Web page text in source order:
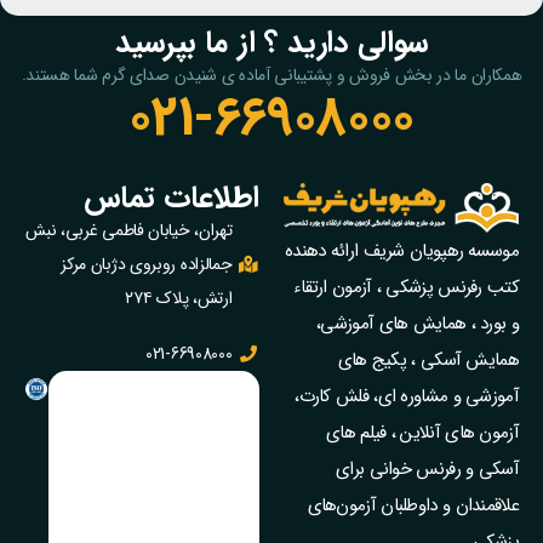
سوالی دارید ؟ از ما بپرسید
همکاران ما در بخش فروش و پشتیبانی آماده ی شنیدن صدای گرم شما هستند.
021-66908000
موسسه رهپویان شریف ارائه دهنده
کتب رفرنس پزشکی ، آزمون ارتقاء
و بورد ، همایش های آموزشی،
همایش آسکی ، پکیج‌ های
آموزشی و مشاوره‌ ای، فلش کارت،
آزمون‌ های آنلاین ، فیلم‌ های
آسکی و رفرنس خوانی برای
علاقمندان و داوطلبان آزمون‌های
اطلاعات تماس
تهران، خیابان فاطمی غربی، نبش
جمالزاده روبروی دژبان مرکز
ارتش، پلاک ۲۷۴
021-66908000